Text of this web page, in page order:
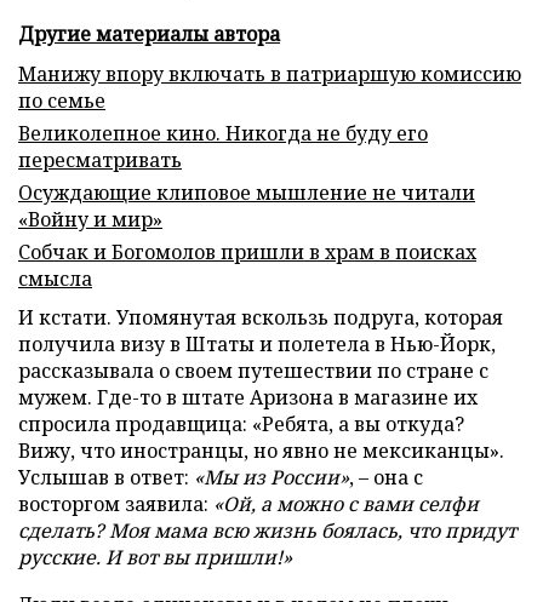
Другие материалы автора
Манижу впору включать в патриаршую комиссию
по семье
Великолепное кино. Никогда не буду его
пересматривать
Осуждающие клиповое мышление не читали
«Войну и мир»
Собчак и Богомолов пришли в храм в поисках
смысла
И кстати. Упомянутая вскользь подруга, которая
получила визу в Штаты и полетела в Нью-Йорк,
рассказывала о своем путешествии по стране с
мужем. Где-то в штате Аризона в магазине их
спросила продавщица: «Ребята, а вы откуда?
Вижу, что иностранцы, но явно не мексиканцы».
Услышав в ответ: «Мы из России», – она с
восторгом заявила: «Ой, а можно с вами селфи
сделать? Моя мама всю жизнь боялась, что придут
русские. И вот вы пришли!»